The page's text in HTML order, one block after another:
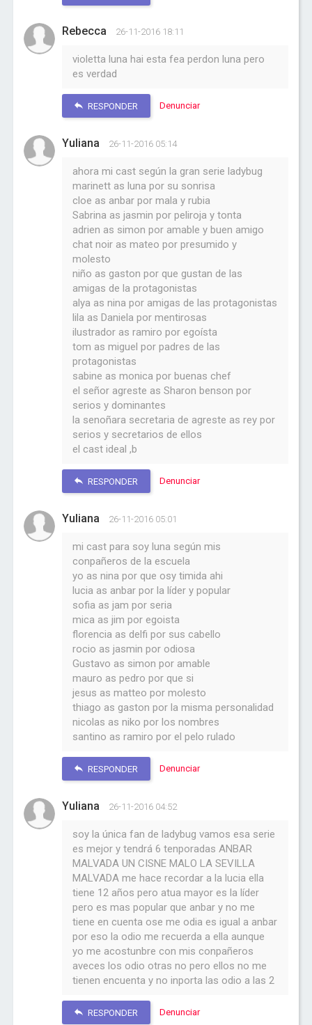
Rebecca 26-11-2016 18:11
violetta luna hai esta fea perdon luna pero
es verdad
RESPONDER Denunciar
Yuliana 26-11-2016 05:14
ahora mi cast según la gran serie ladybug
marinett as luna por su sonrisa
cloe as anbar por mala y rubia
Sabrina as jasmin por peliroja y tonta
adrien as simon por amable y buen amigo
chat noir as mateo por presumido y
molesto
niño as gaston por que gustan de las
amigas de la protagonistas
alya as nina por amigas de las protagonistas
lila as Daniela por mentirosas
ilustrador as ramiro por egoísta
tom as miguel por padres de las
protagonistas
sabine as monica por buenas chef
el señor agreste as Sharon benson por
serios y dominantes
la senoñara secretaria de agreste as rey por
serios y secretarios de ellos
el cast ideal ,b
RESPONDER Denunciar
Yuliana 26-11-2016 05:01
mi cast para soy luna según mis
conpañeros de la escuela
yo as nina por que osy timida ahi
lucia as anbar por la líder y popular
sofia as jam por seria
mica as jim por egoista
florencia as delfi por sus cabello
rocio as jasmin por odiosa
Gustavo as simon por amable
mauro as pedro por que si
jesus as matteo por molesto
thiago as gaston por la misma personalidad
nicolas as niko por los nombres
santino as ramiro por el pelo rulado
RESPONDER Denunciar
Yuliana 26-11-2016 04:52
soy la única fan de ladybug vamos esa serie
es mejor y tendrá 6 tenporadas ANBAR
MALVADA UN CISNE MALO LA SEVILLA
MALVADA me hace recordar a la lucia ella
tiene 12 años pero atua mayor es la líder
pero es mas popular que anbar y no me
tiene en cuenta ose me odia es igual a anbar
por eso la odio me recuerda a ella aunque
yo me acostunbre con mis conpañeros
aveces los odio otras no pero ellos no me
tienen encuenta y no inporta las odio a las 2
RESPONDER Denunciar